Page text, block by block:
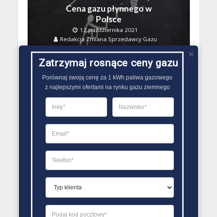
Cena gazu płynnego w
Polsce
12 października 2021
Redakcja Zmiana Sprzedawcy Gazu
RACHUNEK ZA GAZ
Cena gazu płynnego
18 września 2021
Redakcja Zmiana Sprzedawcy Gazu
Zatrzymaj rosnące ceny gazu
Porównaj swoją cenę za 1 kWh paliwa gazowego
z najlepszymi ofertami na rynku gazu ziemnego